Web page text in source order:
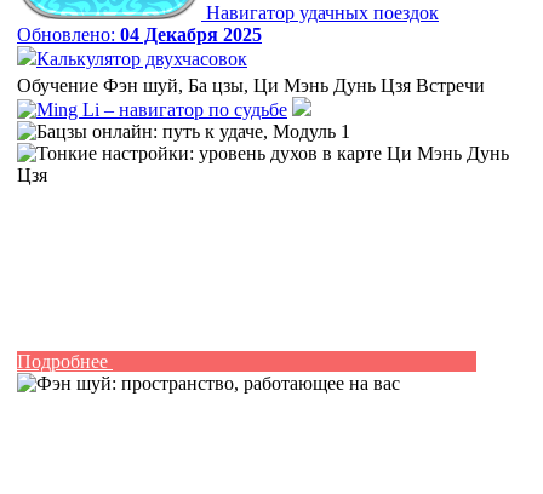
Навигатор удачных поездок
Обновлено: 04 Декабря 2025
Калькулятор двухчасовок
Обучение Фэн шуй, Ба цзы, Ци Мэнь Дунь Цзя Встречи
Подробнее